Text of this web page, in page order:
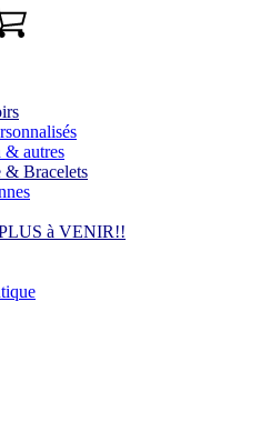
& autres
& Bracelets
à VENIR!!